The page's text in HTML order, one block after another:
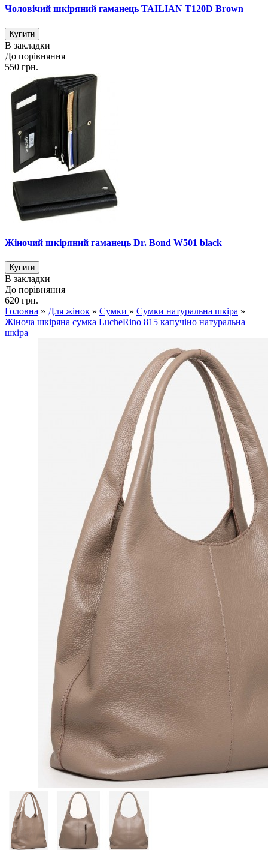
Чоловічий шкіряний гаманець TAILIAN T120D Brown
В закладки
До порівняння
550 грн.
Жіночий шкіряний гаманець Dr. Bond W501 black
В закладки
До порівняння
620 грн.
Головна » Для жінок » Сумки » Сумки натуральна шкіра »
Жіноча шкіряна сумка LucheRino 815 капучіно натуральна
шкіра